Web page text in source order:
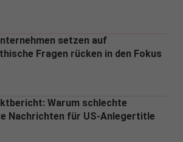
setzen auf
Fragen rücken in den Fokus
Warum schlechte
Nachrichten für US-Anlegertitle